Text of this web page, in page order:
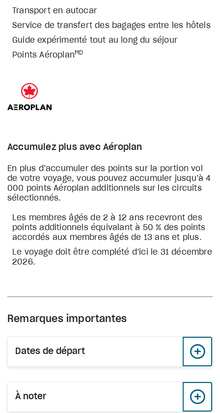
Transport en autocar
Service de transfert des bagages entre les hôtels
Guide expérimenté tout au long du séjour
Points Aéroplan MD
Accumulez plus avec Aéroplan
En plus d’accumuler des points sur la portion vol
de votre voyage, vous pouvez accumuler jusqu’à 4
000 points Aéroplan additionnels sur les circuits
sélectionnés.
Les membres âgés de 2 à 12 ans recevront des
points additionnels équivalant à 50 % des points
accordés aux membres âgés de 13 ans et plus.
Le voyage doit être complété d’ici le 31 décembre
2026.
Remarques importantes
Dates de départ
À noter